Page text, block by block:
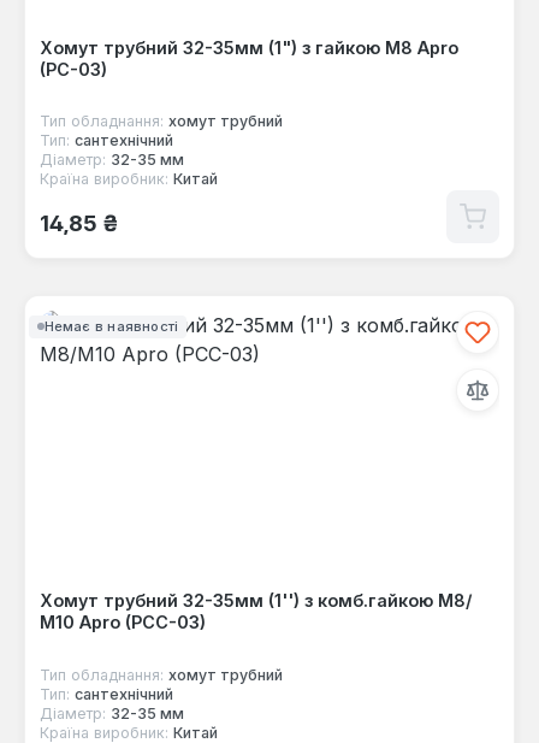
Хомут трубний 32-35мм (1") з гайкою М8 Apro
(PC-03)
Тип обладнання: хомут трубний
Тип: сантехнічний
Діаметр: 32-35 мм
Країна виробник: Китай
Звичайна ціна:
14,85 ₴
Немає в наявності
Хомут трубний 32-35мм (1'') з комб.гайкою М8/
М10 Apro (PCC-03)
Тип обладнання: хомут трубний
Тип: сантехнічний
Діаметр: 32-35 мм
Країна виробник: Китай